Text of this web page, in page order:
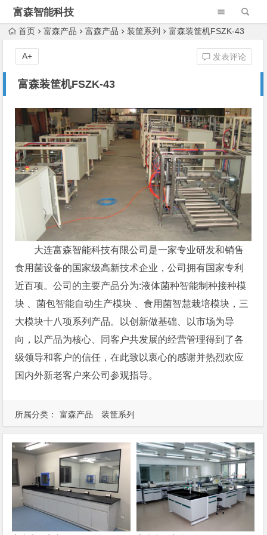
富森智能科技
首页 富森产品 富森产品 装筐系列 富森装筐机FSZK-43
富森装筐机FSZK-43
发表评论
A+
所属分类： 富森产品 装筐系列
大连富森智能科技有限公司是一家专业研发和销售
食用菌设备的国家级高新技术企业，公司拥有国家专利
近百项。公司的主要产品分为:液体菌种智能制种接种模
块 、菌包智能自动生产模块 、食用菌智慧栽培模块，三
大模块十八项系列产品。以创新做基础、以市场为导
向，以产品为核心、同客户共发展的经营管理得到了各
级领导和客户的信任，在此致以衷心的感谢并热烈欢应
国内外新老客户来公司参观指导。